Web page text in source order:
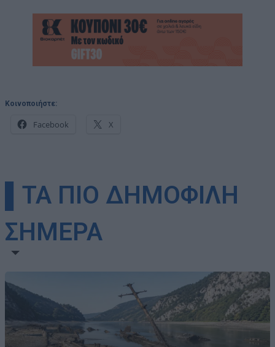
Κοινοποιήστε:
Facebook X
▌ΤΑ ΠΙΟ ΔΗΜΟΦΙΛΗ
ΣΗΜΕΡΑ